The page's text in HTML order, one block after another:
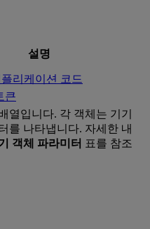
설명
플리케이션 코드
큰
열입니다. 각 객체는 기기
를 나타냅니다. 자세한 내
객체 파라미터 표를 참조